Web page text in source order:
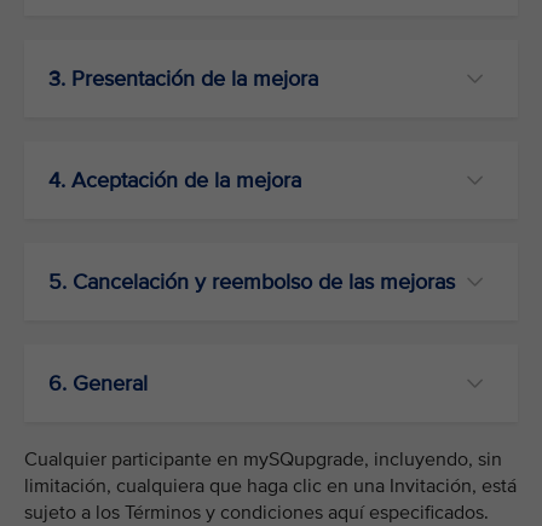
3. Presentación de la mejora
4. Aceptación de la mejora
5. Cancelación y reembolso de las mejoras
6. General
Cualquier participante en mySQupgrade, incluyendo, sin
limitación, cualquiera que haga clic en una Invitación, está
sujeto a los Términos y condiciones aquí especificados.